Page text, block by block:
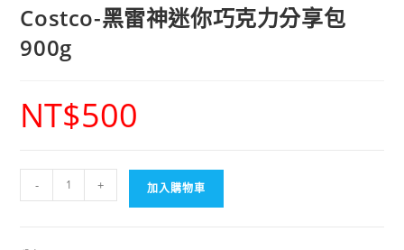
Costco-黑雷神迷你巧克力分享包
900g
NT$500
- + 加入購物車